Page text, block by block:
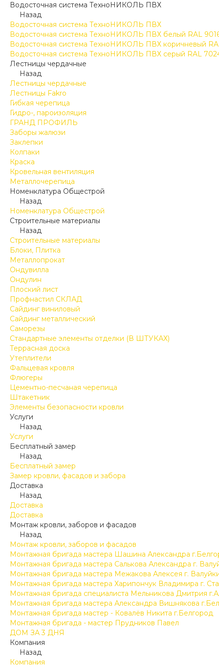
Водосточная система ТехноНИКОЛЬ ПВХ
Назад
Водосточная система ТехноНИКОЛЬ ПВХ
Водосточная система ТехноНИКОЛЬ ПВХ белый RAL
Водосточная система ТехноНИКОЛЬ ПВХ коричневый
Водосточная система ТехноНИКОЛЬ ПВХ серый RAL
Лестницы чердачные
Назад
Лестницы чердачные
Лестницы Fakro
Гибкая черепица
Гидро-, пароизоляция
ГРАНД ПРОФИЛЬ
Заборы жалюзи
Заклепки
Колпаки
Краска
Кровельная вентиляция
Металлочерепица
Номенклатура Общестрой
Назад
Номенклатура Общестрой
Строительные материалы
Назад
Строительные материалы
Блоки, Плитка
Металлопрокат
Ондувилла
Ондулин
Плоский лист
Профнастил СКЛАД
Сайдинг виниловый
Сайдинг металлический
Саморезы
Стандартные элементы отделки (В ШТУКАХ)
Террасная доска
Утеплители
Фальцевая кровля
Флюгеры
Цементно-песчаная черепица
Штакетник
Элементы безопасности кровли
Услуги
Назад
Услуги
Бесплатный замер
Назад
Бесплатный замер
Замер кровли, фасадов и забора
Доставка
Назад
Доставка
Доставка
Монтаж кровли, заборов и фасадов
Назад
Монтаж кровли, заборов и фасадов
Монтажная бригада мастера Шашина Александра
Монтажная бригада мастера Салькова Александра г.
Монтажная бригада мастера Межакова Алексея г.
Монтажная бригада мастера Харипончук Владимира г.
Монтажная бригада специалиста Мельникова Дмитрия
Монтажная бригада мастера Александра Вишнякова
Монтажная бригада мастер - Ковалёв Никита г.Белгород
Монтажная бригада - мастер Прудников Павел
ДОМ ЗА 3 ДНЯ
Компания
Назад
Компания